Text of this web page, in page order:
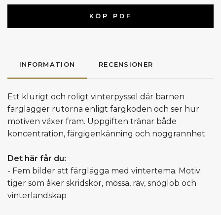
KÖP PDF
INFORMATION RECENSIONER
Ett klurigt och roligt vinterpyssel där barnen
färglägger rutorna enligt färgkoden och ser hur
motiven växer fram. Uppgiften tränar både
koncentration, färgigenkänning och noggrannhet.
Det här får du:
- Fem bilder att färglägga med vintertema. Motiv:
tiger som åker skridskor, mössa, räv, snöglob och
vinterlandskap